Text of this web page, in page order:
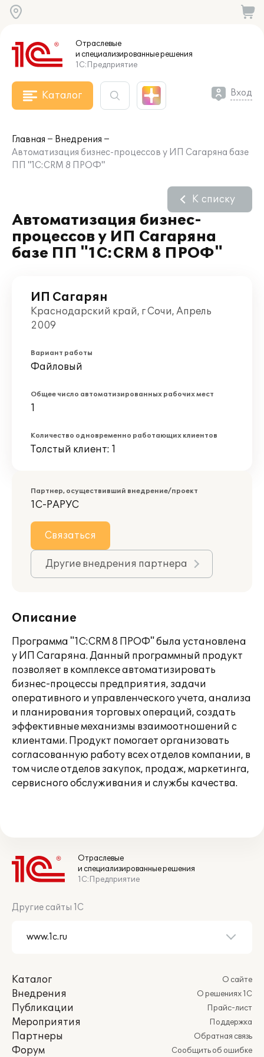
Отраслевые
и специализированныерешения
1С:Предприятие
Каталог Вход
Главная
Внедрения
Автоматизация бизнес-процессов у ИП Сагаряна базе
ПП "1С:CRM 8 ПРОФ"
Автоматизация бизнес-
процессов у ИП Сагаряна
базе ПП "1С:CRM 8 ПРОФ"
К списку
ИП Сагарян
Краснодарский край, г Сочи, Апрель
2009
Вариант работы
Файловый
Общее число автоматизированных рабочих мест
1
Количество одновременно работающих клиентов
Толстый клиент: 1
Партнер, осуществивший внедрение/проект
1С-РАРУС
Связаться
Другие внедрения партнера
Описание
Программа "1С:CRM 8 ПРОФ" была установлена
у ИП Сагаряна. Данный программный продукт
позволяет в комплексе автоматизировать
бизнес-процессы предприятия, задачи
оперативного и управленческого учета, анализа
и планирования торговых операций, создать
эффективные механизмы взаимоотношений с
клиентами. Продукт помогает организовать
согласованную работу всех отделов компании, в
том числе отделов закупок, продаж, маркетинга,
сервисного обслуживания и службы качества.
Отраслевые
и специализированные решения
1С:Предприятие
Другие сайты 1С
Каталог
Внедрения
Публикации
Мероприятия
Партнеры
Форум
О сайте
О решениях 1С
Прайс-лист
Поддержка
Обратная связь
Сообщить об ошибке